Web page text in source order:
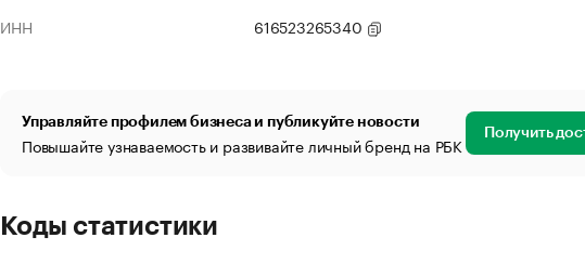
ИНН
616523265340
Управляйте профилем бизнеса и публикуйте новости
Повышайте узнаваемость и развивайте личный бренд на РБК Получить
Коды статистики